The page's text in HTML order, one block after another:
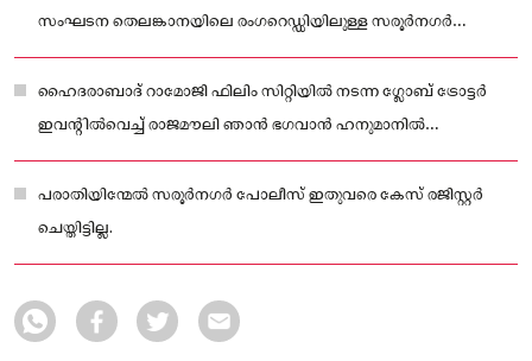
സംഘടന തെലങ്കാനയിലെ രംഗറെഡ്ഡിയിലുള്ള സരൂർനഗർ
പോലീസ് സ്റ്റേഷനിൽ പരാതി നൽകിയത്.
ഹൈദരാബാദ് റാമോജി ഫിലിം സിറ്റിയിൽ നടന്ന ഗ്ലോബ് ട്രോട്ടർ
ഇവന്റിൽവെച്ച് രാജമൗലി ഞാൻ ഭഗവാൻ ഹനുമാനിൽ
വിശ്വസിക്കുന്നില്ല എന്ന് പരാമർശിച്ചതാണ് വിവാദത്തിലായത്.
പരാതിയിന്മേൽ സരൂർനഗർ പോലീസ് ഇതുവരെ കേസ് രജിസ്റ്റർ
ചെയ്തിട്ടില്ല.